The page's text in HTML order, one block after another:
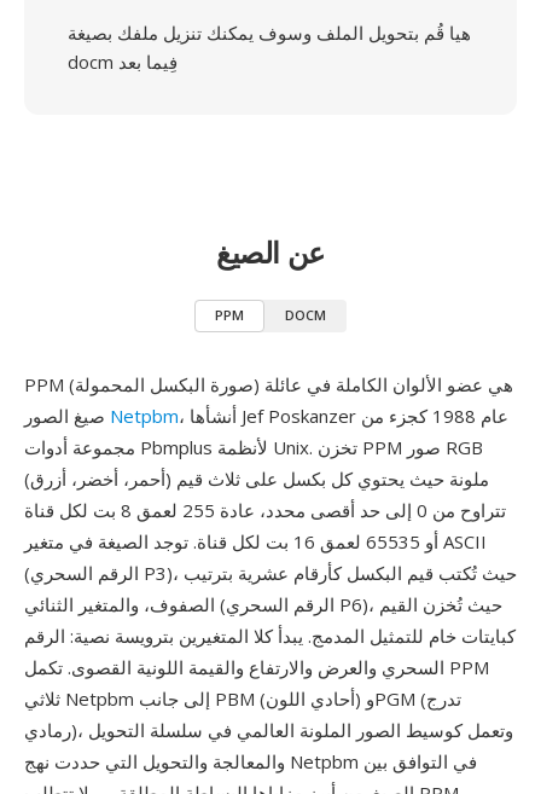
هيا قُم بتحويل الملف وسوف يمكنك تنزيل ملفك بصيغة
docm فِيما بعد
عن الصيغ
PPM DOCM
PPM (صورة البكسل المحمولة) هي عضو الألوان الكاملة في عائلة
Netpbm، أنشأها Jef Poskanzer عام 1988 كجزء من
مجموعة أدوات Pbmplus لأنظمة Unix. تخزن PPM صور RGB
ملونة حيث يحتوي كل بكسل على ثلاث قيم (أحمر، أخضر، أزرق)
تتراوح من 0 إلى حد أقصى محدد، عادة 255 لعمق 8 بت لكل قناة
أو 65535 لعمق 16 بت لكل قناة. توجد الصيغة في متغير ASCII
(الرقم السحري P3)، حيث تُكتب قيم البكسل كأرقام عشرية بترتيب
الصفوف، والمتغير الثنائي (الرقم السحري P6)، حيث تُخزن القيم
كبايتات خام للتمثيل المدمج. يبدأ كلا المتغيرين بترويسة نصية: الرقم
السحري والعرض والارتفاع والقيمة اللونية القصوى. تكمل PPM
ثلاثي Netpbm إلى جانب PBM (أحادي اللون) وPGM (تدرج
رمادي)، وتعمل كوسيط الصور الملونة العالمي في سلسلة التحويل
والمعالجة والتحويل التي حددت نهج Netpbm في التوافق بين